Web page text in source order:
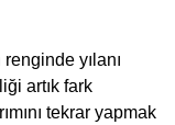
yılanı
artık fark
tekrar yapmak